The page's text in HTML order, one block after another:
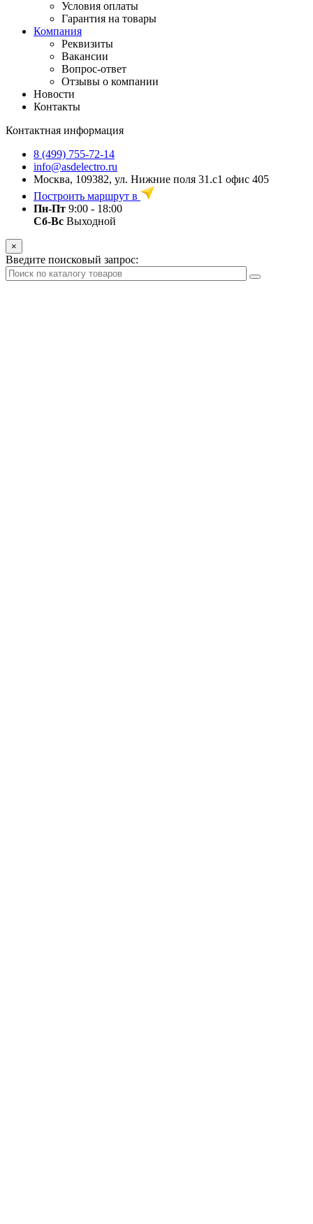
Условия оплаты
Гарантия на товары
Компания
Реквизиты
Вакансии
Вопрос-ответ
Отзывы о компании
Новости
Контакты
Контактная информация
8 (499) 755-72-14
info@asdelectro.ru
Москва, 109382, ул. Нижние поля 31.с1 офис 405
Построить маршрут в
Пн-Пт 9:00 - 18:00
Сб-Вс Выходной
×
Введите поисковый запрос: